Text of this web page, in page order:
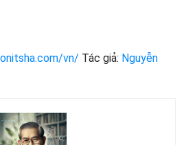
vn/ Tác giả: Nguyễn